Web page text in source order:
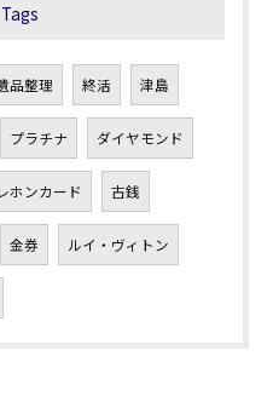
Tags
品整理 終活 津島
プラチナ ダイヤモンド
ホンカード 古銭
金券 ルイ・ヴィトン